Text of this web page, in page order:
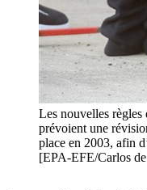
Les nouvelles règles
prévoient une
place en 2003, afin
[EPA-EFE/Carlos